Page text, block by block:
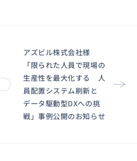
アズビル株式会社様
「限られた人員で現場の
生産性を最大化する 人
員配置システム刷新と
データ駆動型DXへの挑
戦」事例公開のお知らせ